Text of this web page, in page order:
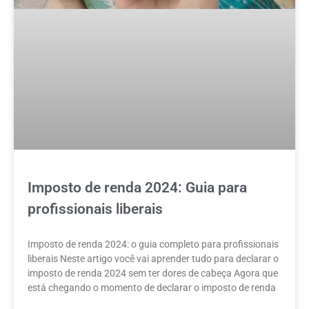
Imposto de renda 2024: Guia para
profissionais liberais
Imposto de renda 2024: o guia completo para profissionais
liberais Neste artigo você vai aprender tudo para declarar o
imposto de renda 2024 sem ter dores de cabeça Agora que
está chegando o momento de declarar o imposto de renda